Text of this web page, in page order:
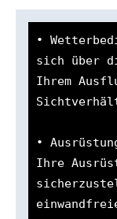
•
sich über
Ihrem
•
Ihre